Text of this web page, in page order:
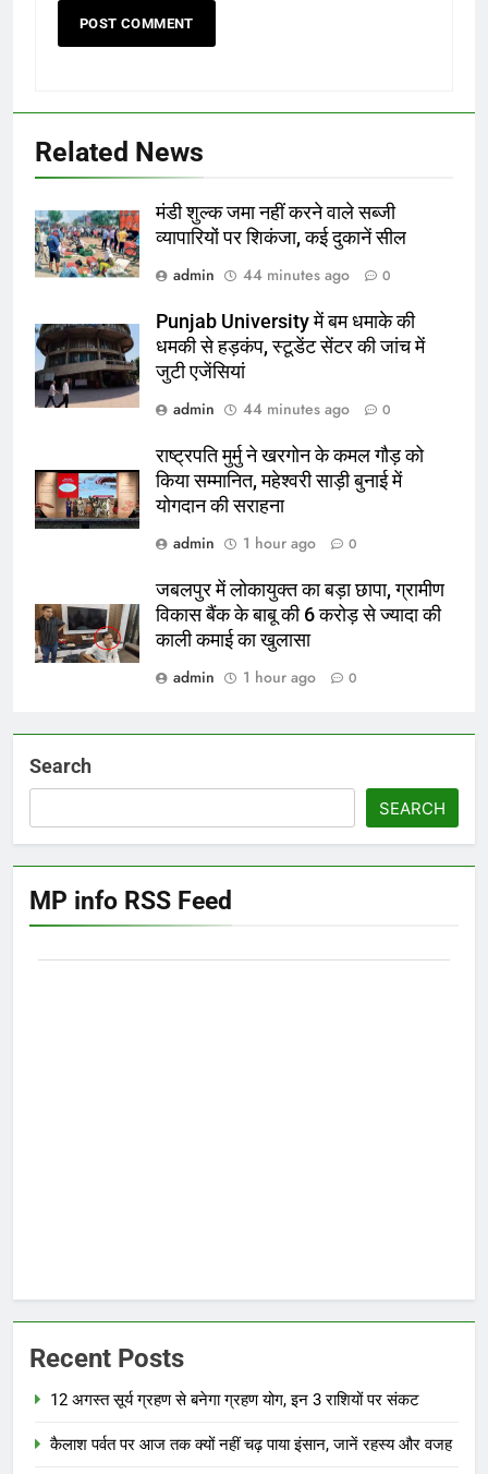
Related News
मंडी शुल्क जमा नहीं करने वाले सब्जी
व्यापारियों पर शिकंजा, कई दुकानें सील
admin
44 minutes ago 0
Punjab University में बम धमाके की
धमकी से हड़कंप, स्टूडेंट सेंटर की जांच में
जुटी एजेंसियां
admin
44 minutes ago 0
राष्ट्रपति मुर्मु ने खरगोन के कमल गौड़ को
किया सम्मानित, महेश्वरी साड़ी बुनाई में
योगदान की सराहना
admin
1 hour ago 0
जबलपुर में लोकायुक्त का बड़ा छापा, ग्रामीण
विकास बैंक के बाबू की 6 करोड़ से ज्यादा की
काली कमाई का खुलासा
admin
1 hour ago 0
Search
SEARCH
MP info RSS Feed
Recent Posts
12 अगस्त सूर्य ग्रहण से बनेगा ग्रहण योग, इन 3 राशियों पर संकट
कैलाश पर्वत पर आज तक क्यों नहीं चढ़ पाया इंसान, जानें रहस्य और वजह